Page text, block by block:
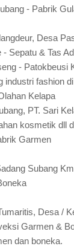
- Pabrik
Desa
Sepatu & Tas
- Patokbeusi
industri fashion
Kelapa
PT. Sari
kosmetik dll
Garmen
Subang
Desa /
Garmen &
dan boneka.